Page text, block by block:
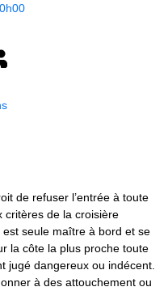
de refuser l’entrée à toute
critères de la croisière
seule maître à bord et se
la côte la plus proche toute
jugé dangereux ou indécent.
à des attouchement ou